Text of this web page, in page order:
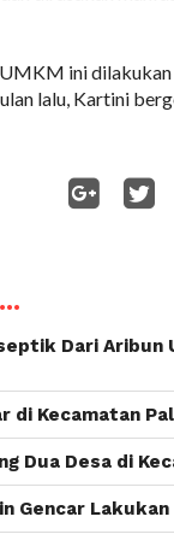
ini
lalu, Kartini
Dari Aribun
di Kecamatan
Dua Desa di
Gencar Lakukan